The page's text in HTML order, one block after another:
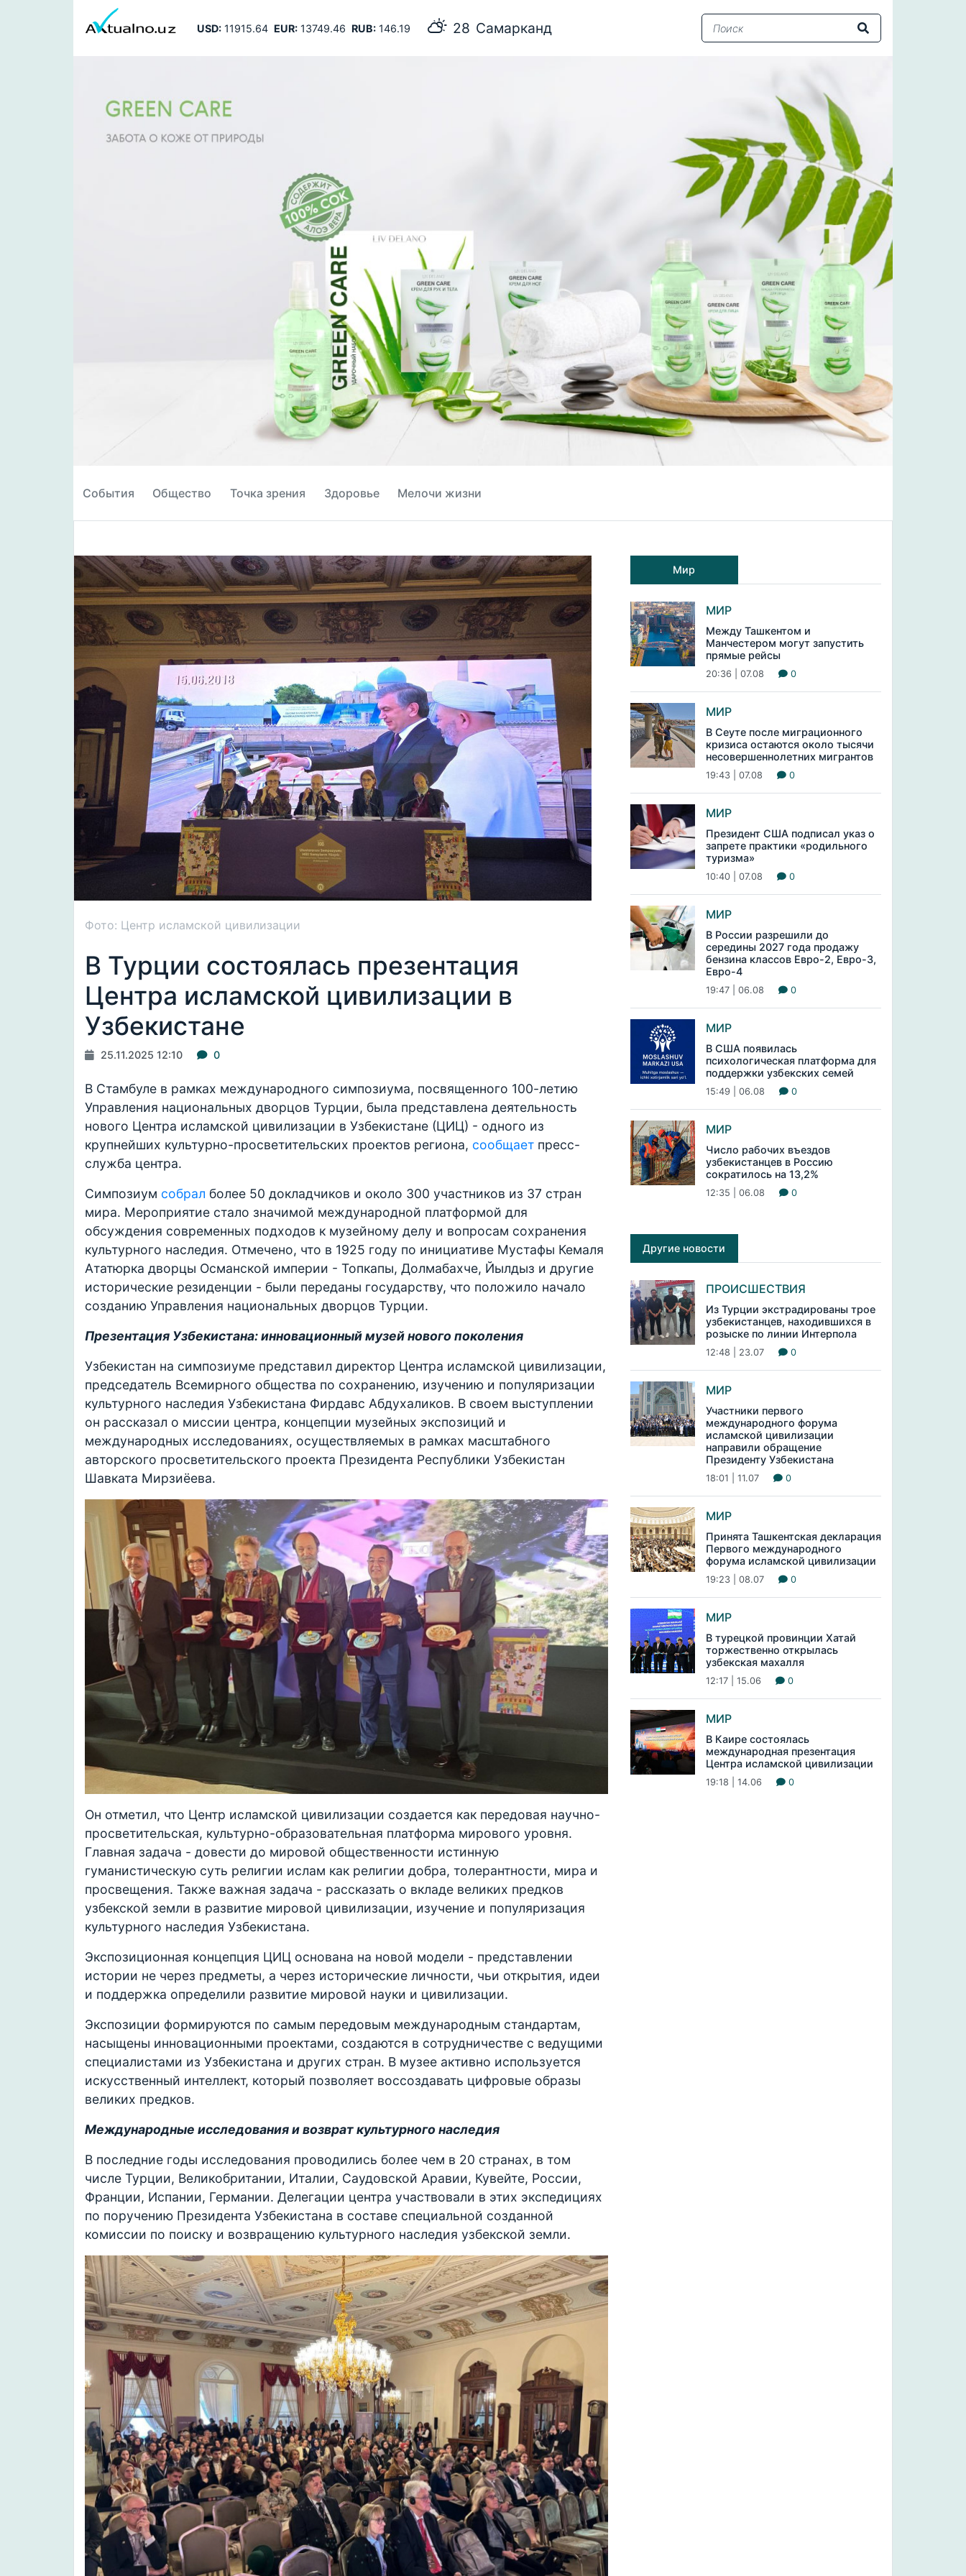
USD:11915.64 EUR:13749.46 RUB:146.19 28 Самарканд
События Общество Точка зрения Здоровье Мелочи жизни
Фото: Центр исламской цивилизации
В Турции состоялась презентация
Центра исламской цивилизации в
Узбекистане
25.11.2025 12:10 0
В Стамбуле в рамках международного симпозиума, посвященного 100-летию
Управления национальных дворцов Турции, была представлена деятельность
нового Центра исламской цивилизации в Узбекистане (ЦИЦ) - одного из
крупнейших культурно-просветительских проектов региона, сообщает пресс-
служба центра.
Симпозиум собрал более 50 докладчиков и около 300 участников из 37 стран
мира. Мероприятие стало значимой международной платформой для
обсуждения современных подходов к музейному делу и вопросам сохранения
культурного наследия. Отмечено, что в 1925 году по инициативе Мустафы Кемаля
Ататюрка дворцы Османской империи - Топкапы, Долмабахче, Йылдыз и другие
исторические резиденции - были переданы государству, что положило начало
созданию Управления национальных дворцов Турции.
Презентация Узбекистана: инновационный музей нового поколения
Узбекистан на симпозиуме представил директор Центра исламской цивилизации,
председатель Всемирного общества по сохранению, изучению и популяризации
культурного наследия Узбекистана Фирдавс Абдухаликов. В своем выступлении
он рассказал о миссии центра, концепции музейных экспозиций и
международных исследованиях, осуществляемых в рамках масштабного
авторского просветительского проекта Президента Республики Узбекистан
Шавката Мирзиёева.
Он отметил, что Центр исламской цивилизации создается как передовая научно-
просветительская, культурно-образовательная платформа мирового уровня.
Главная задача - довести до мировой общественности истинную
гуманистическую суть религии ислам как религии добра, толерантности, мира и
просвещения. Также важная задача - рассказать о вкладе великих предков
узбекской земли в развитие мировой цивилизации, изучение и популяризация
культурного наследия Узбекистана.
Экспозиционная концепция ЦИЦ основана на новой модели - представлении
истории не через предметы, а через исторические личности, чьи открытия, идеи
и поддержка определили развитие мировой науки и цивилизации.
Экспозиции формируются по самым передовым международным стандартам,
насыщены инновационными проектами, создаются в сотрудничестве с ведущими
специалистами из Узбекистана и других стран. В музее активно используется
искусственный интеллект, который позволяет воссоздавать цифровые образы
великих предков.
Международные исследования и возврат культурного наследия
В последние годы исследования проводились более чем в 20 странах, в том
числе Турции, Великобритании, Италии, Саудовской Аравии, Кувейте, России,
Франции, Испании, Германии. Делегации центра участвовали в этих экспедициях
по поручению Президента Узбекистана в составе специальной созданной
комиссии по поиску и возвращению культурного наследия узбекской земли.
Мир
МИР
Между Ташкентом и
Манчестером могут запустить
прямые рейсы
20:36 | 07.08 0
МИР
В Сеуте после миграционного
кризиса остаются около тысячи
несовершеннолетних мигрантов
19:43 | 07.08 0
МИР
Президент США подписал указ о
запрете практики «родильного
туризма»
10:40 | 07.08 0
МИР
В России разрешили до
середины 2027 года продажу
бензина классов Евро-2, Евро-3,
Евро-4
19:47 | 06.08 0
МИР
В США появилась
психологическая платформа для
поддержки узбекских семей
15:49 | 06.08 0
МИР
Число рабочих въездов
узбекистанцев в Россию
сократилось на 13,2%
12:35 | 06.08 0
Другие новости
ПРОИСШЕСТВИЯ
Из Турции экстрадированы трое
узбекистанцев, находившихся в
розыске по линии Интерпола
12:48 | 23.07 0
МИР
Участники первого
международного форума
исламской цивилизации
направили обращение
Президенту Узбекистана
18:01 | 11.07 0
МИР
Принята Ташкентская декларация
Первого международного
форума исламской цивилизации
19:23 | 08.07 0
МИР
В турецкой провинции Хатай
торжественно открылась
узбекская махалля
12:17 | 15.06 0
МИР
В Каире состоялась
международная презентация
Центра исламской цивилизации
19:18 | 14.06 0